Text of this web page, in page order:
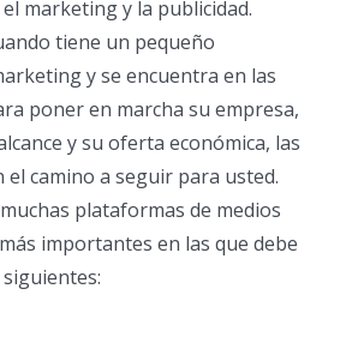
marketing y la publicidad.
tiene un pequeño
y se encuentra en las
poner en marcha su empresa,
y su oferta económica, las
el camino a seguir para usted.
plataformas de medios
importantes en las que debe